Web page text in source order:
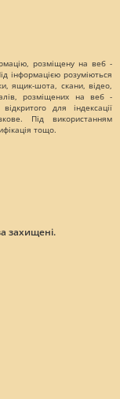
розміщену на веб -
інформацією розуміються
ящик-шота, скани, відео,
розміщених на веб -
для індексації
Під використанням
тощо.
захищені.